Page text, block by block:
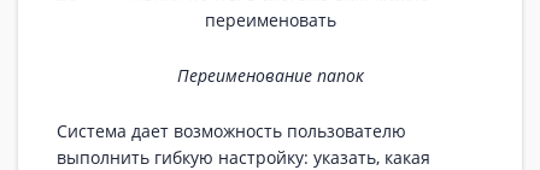
Переименование папок
Система дает возможность пользователю
выполнить гибкую настройку: указать, какая